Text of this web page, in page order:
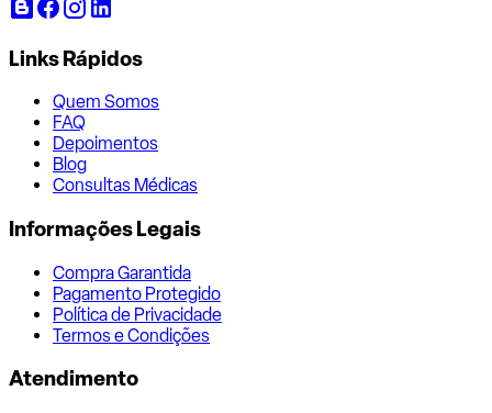
Links Rápidos
Quem Somos
FAQ
Depoimentos
Blog
Consultas Médicas
Informações Legais
Compra Garantida
Pagamento Protegido
Política de Privacidade
Termos e Condições
Atendimento